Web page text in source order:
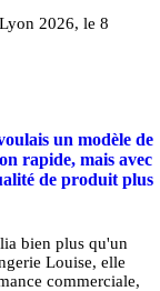
2026, le 8
un modèle de
rapide, mais avec
de produit plus
bien plus qu'un
Louise, elle
commerciale,